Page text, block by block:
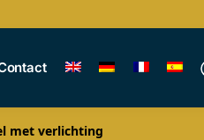
met verlichting